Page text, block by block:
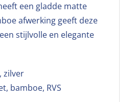
een gladde matte
afwerking geeft deze
stijlvolle en elegante
zilver
bamboe, RVS